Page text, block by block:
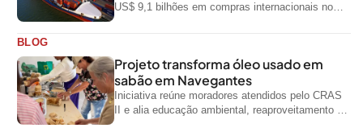
US$ 9,1 bilhões em compras internacionais no
BLOG
Projeto transforma óleo usado em
sabão em Navegantes
Iniciativa reúne moradores atendidos pelo CRAS
II e alia educação ambiental, reaproveitamento de